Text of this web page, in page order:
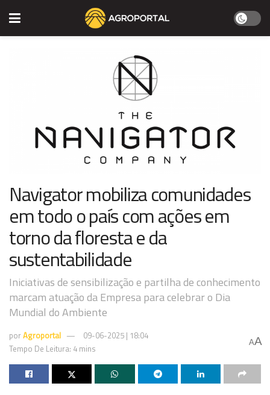
Navigator mobiliza comunidades
em todo o país com ações em
torno da floresta e da
sustentabilidade
Iniciativas de sensibilização e partilha de conhecimento
marcam atuação da Empresa para celebrar o Dia
Mundial do Ambiente
porAgroportal
09-06-2025 | 18:04
Tempo De Leitura: 4 mins
AA